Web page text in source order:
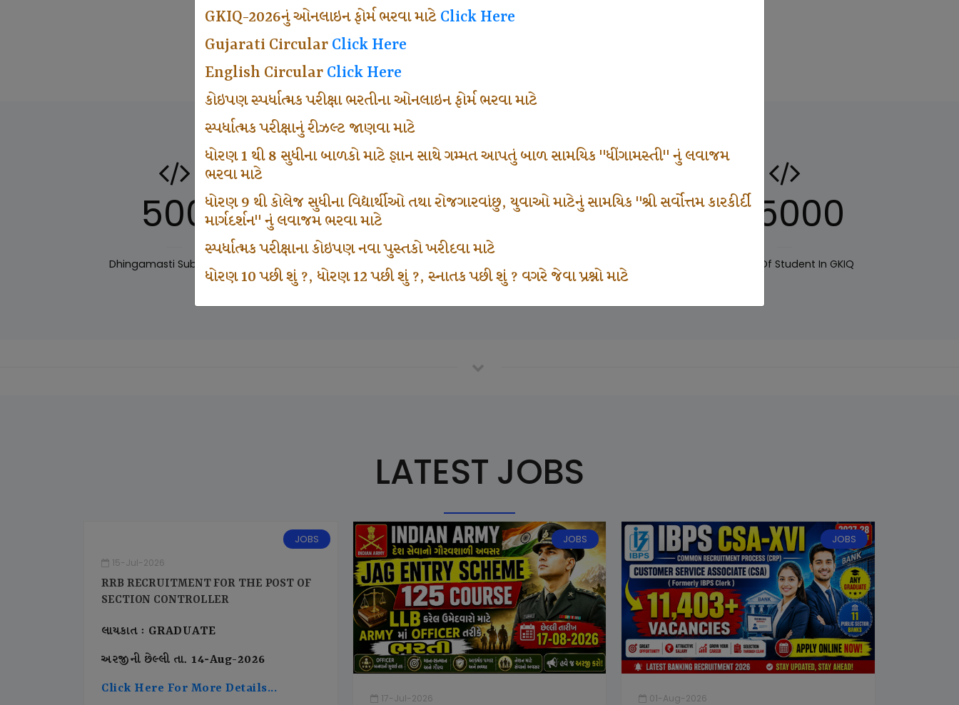
GKIQ-2026નું ઓનલાઇન ફોર્મ ભરવા માટે Click Here
Gujarati Circular Click Here
English Circular Click Here
કોઇપણ સ્પર્ધાત્મક પરીક્ષા ભરતીના ઓનલાઇન ફોર્મ ભરવા માટે
સ્પર્ધાત્મક પરીક્ષાનું રીઝલ્ટ જાણવા માટે
ધોરણ 1 થી 8 સુધીના બાળકો માટે જ્ઞાન સાથે ગમ્મત આપતું બાળ સામયિક "ધીંગામસ્તી" નું લવાજમ
ભરવા માટે
ધોરણ 9 થી કોલેજ સુધીના વિદ્યાર્થીઓ તથા રોજગારવાંછુ, યુવાઓ માટેનું સામયિક "શ્રી સર્વોત્તમ કારકીર્દી
માર્ગદર્શન" નું લવાજમ ભરવા માટે
સ્પર્ધાત્મક પરીક્ષાના કોઇપણ નવા પુસ્તકો ખરીદવા માટે
ધોરણ 10 પછી શું ?, ધોરણ 12 પછી શું ?, સ્નાતક પછી શું ? વગરે જેવા પ્રશ્નો માટે
500
Dhingamasti Subscription
671 1000 125000
Number Of Student In GKIQ
LATEST JOBS
JOBS
15-Jul-2026
RRB RECRUITMENT FOR THE POST OF
SECTION CONTROLLER
લાયકાત : GRADUATE
અરજીની છેલ્લી તા. 14-Aug-2026
Click Here For More Details...
JOBS
17-Jul-2026
JOBS
01-Aug-2026